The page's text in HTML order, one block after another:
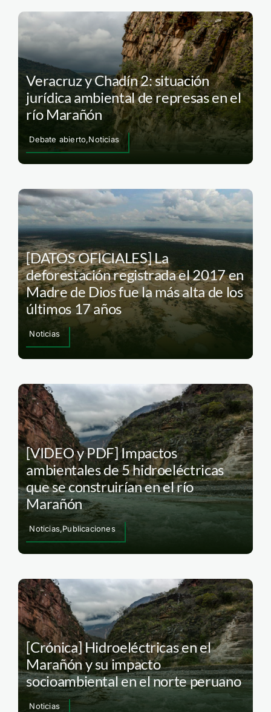
Veracruz y Chadín 2: situación
jurídica ambiental de represas en el
río Marañón
Debate abierto,Noticias
[DATOS OFICIALES] La
deforestación registrada el 2017 en
Madre de Dios fue la más alta de los
últimos 17 años
Noticias
[VIDEO y PDF] Impactos
ambientales de 5 hidroeléctricas
que se construirían en el río
Marañón
Noticias,Publicaciones
[Crónica] Hidroeléctricas en el
Marañón y su impacto
socioambiental en el norte peruano
Noticias